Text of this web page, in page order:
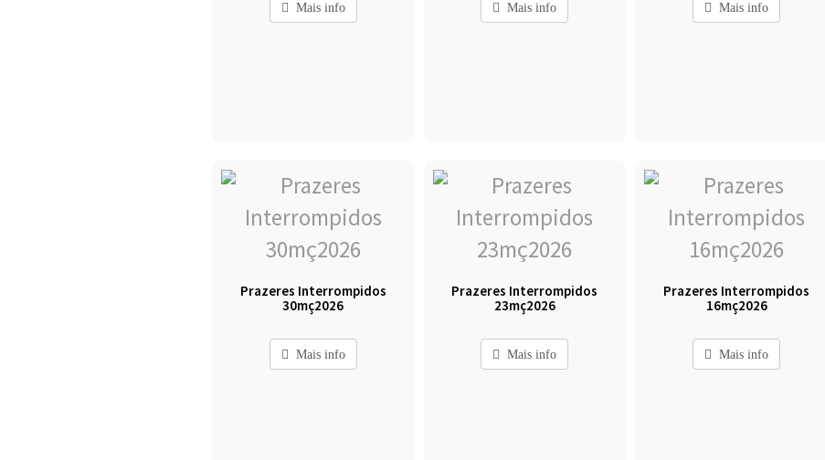
Mais info Mais info Mais info
Prazeres Interrompidos
30mç2026
Mais info
Prazeres Interrompidos
23mç2026
Mais info
Prazeres Interrompidos
16mç2026
Mais info